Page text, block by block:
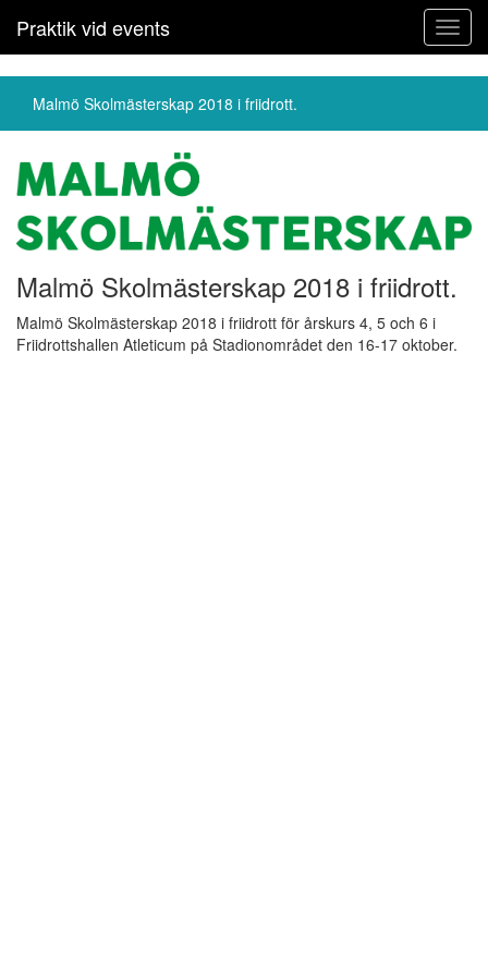
Praktik vid events
Malmö Skolmästerskap 2018 i friidrott.
Malmö Skolmästerskap 2018 i friidrott.
Malmö Skolmästerskap 2018 i friidrott för årskurs 4, 5 och 6 i
Friidrottshallen Atleticum på Stadionområdet den 16-17 oktober.